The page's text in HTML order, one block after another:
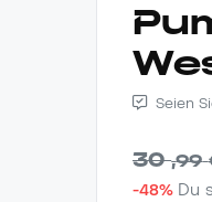
Puma Das
Seien
30,99
-48% Du